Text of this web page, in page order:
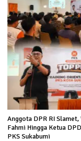
Anggota DPR RI
Fahmi Hingga Ketua
PKS Sukabumi